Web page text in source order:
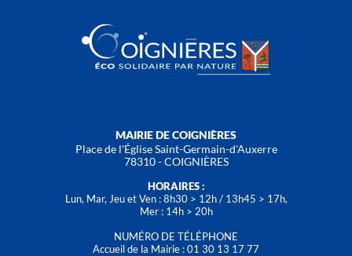
MAIRIE DE COIGNIÈRES
Place de l'Église Saint-Germain-d'Auxerre
78310 - COIGNIÈRES
HORAIRES :
Lun, Mar, Jeu et Ven : 8h30 > 12h / 13h45 > 17h,
Mer : 14h > 20h
NUMÉRO DE TÉLÉPHONE
Accueil de la Mairie : 01 30 13 17 77